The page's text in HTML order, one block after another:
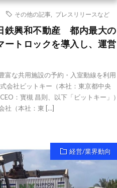
その他の記事 プレスリリースなど
鉄興和不動産 都内最大の
ートロックを導入し、運営
富な共用施設の予約・入室動線を利用
会社ビットキー（本社：東京都中央
：寳槻 昌則、以下「ビットキー」）
社（本社：東 […]
経営/業界動向